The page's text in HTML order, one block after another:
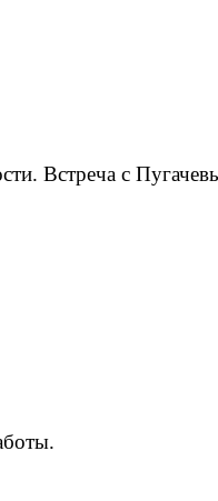
Встреча с